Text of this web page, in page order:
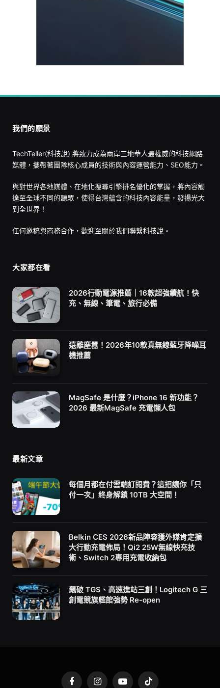
我們的願景
TechTeller(科技說) 將致力成為兩岸三地華人最權威的科技網路
媒體，攜帶著團隊核心成員的技術與內容運營能力、SEO能力。
與對世界各地媒體、在地化搜尋引擎排名優化的掌握，將內容觸
達至全球不同的聽眾，使得台灣蘊含的科技內容能量，發揚光大
到全世界！
任何邀稿與商務合作，歡迎至關於我們聯繫科技說。
大家都在看
2026行動電源推薦｜16款超強續航！快
充、無線、筆電、旅行必備
遠離塵囂！2026年10款真無線藍牙降噪耳
機推薦
MagSafe 是什麼？iPhone 16 新功能？
2026 最新MagSafe 充電懶人包
最新文章
每個月都在付雲端訂閱費？這招讓你「只
付一次」終身解鎖 10TB 大空間！
Belkin CES 2026新品陣容獲外媒肯定擴
大行動充電佈局！Qi2 25W無線快充技
術、Switch 2專用充電收納包
飆破 TGS、高速進站三創！Logitech G 三
創電競旗艦館強勢 Re-open
FacebookInstagramYouTubeTikTok